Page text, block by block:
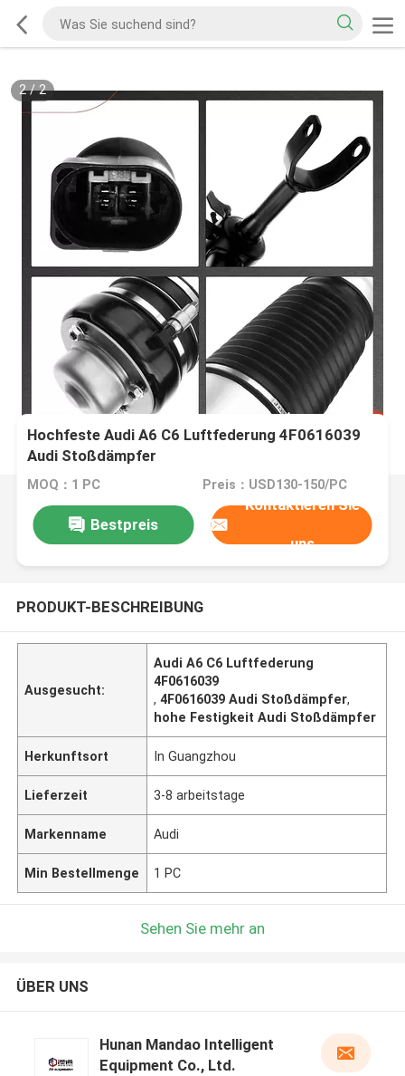
2/2
Hochfeste Audi A6 C6 Luftfederung 4F0616039
Audi Stoßdämpfer
MOQ：1 PC Preis：USD130-150/PC
Bestpreis
Kontaktieren Sie
uns
PRODUKT-BESCHREIBUNG
Ausgesucht:
Audi A6 C6 Luftfederung
4F0616039
,4F0616039 Audi Stoßdämpfer,
hohe Festigkeit Audi Stoßdämpfer
Herkunftsort In Guangzhou
Lieferzeit 3-8 arbeitstage
Markenname Audi
Min Bestellmenge 1 PC
Sehen Sie mehr an
ÜBER UNS
Hunan Mandao Intelligent
Equipment Co., Ltd.